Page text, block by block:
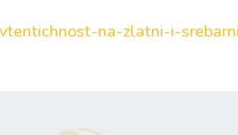
na-zlatni-i-